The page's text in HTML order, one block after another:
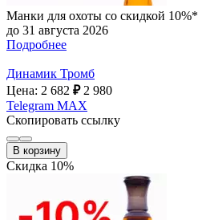
Манки для охоты со скидкой 10%*
до 31 августа 2026
Подробнее
Динамик Тромб
Цена: 2 682 ₽ 2 980
Telegram MAX
Скопировать ссылку
В корзину
Скидка 10%